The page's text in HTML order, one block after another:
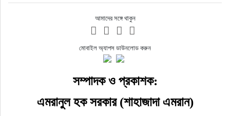
আমাদের সঙ্গে থাকুন
মোবাইল অ্যাপস ডাউনলোড করুন
সম্পাদক ও প্রকাশক:
এমরানুল হক সরকার (শাহাজাদা এমরান)